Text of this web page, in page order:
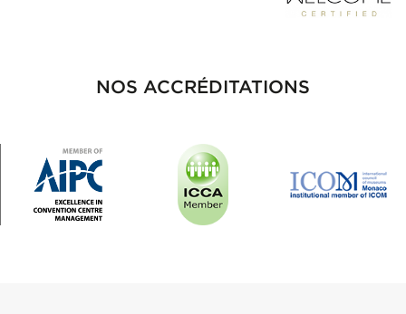
NOS ACCRÉDITATIONS